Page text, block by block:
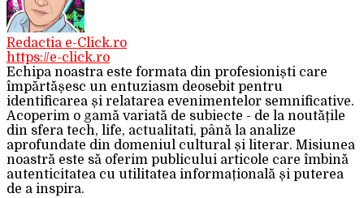
Redactia e-Click.ro
https://e-click.ro
Echipa noastra este formata din profesioniști care
împărtășesc un entuziasm deosebit pentru
identificarea și relatarea evenimentelor semnificative.
Acoperim o gamă variată de subiecte - de la noutățile
din sfera tech, life, actualitati, până la analize
aprofundate din domeniul cultural și literar. Misiunea
noastră este să oferim publicului articole care îmbină
autenticitatea cu utilitatea informațională și puterea
de a inspira.